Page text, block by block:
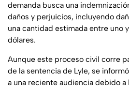
demanda busca una
daños y perjuicios, incluyendo
una cantidad estimada entre uno
dólares.
Aunque este proceso civil corre
de la sentencia de Lyle, se
a una reciente audiencia debido a